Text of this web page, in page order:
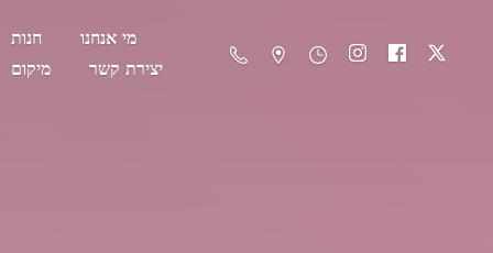
חנות
מי אנחנו
מיקום
יצירת קשר